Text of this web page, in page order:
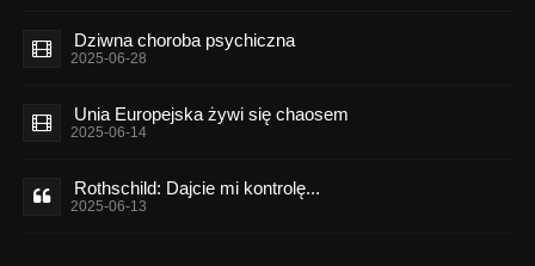
Dziwna choroba psychiczna
2025-06-28
Unia Europejska żywi się chaosem
2025-06-14
Rothschild: Dajcie mi kontrolę...
2025-06-13